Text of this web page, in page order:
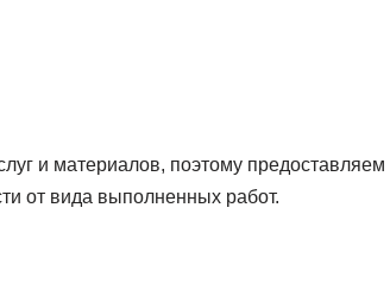
и материалов, поэтому
от вида выполненных работ.